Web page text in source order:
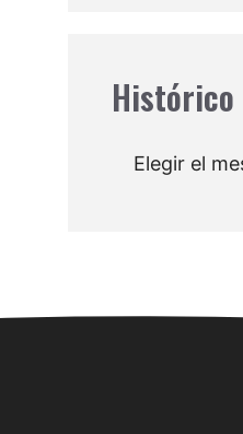
Archivos